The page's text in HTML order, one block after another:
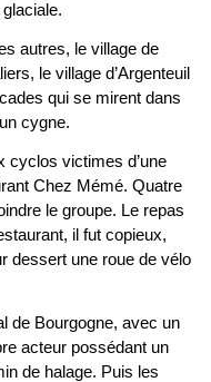
autres, le village de
le village d’Argenteuil
qui se mirent dans
cygne.
cyclos victimes d’une
Chez Mémé. Quatre
le groupe. Le repas
il fut copieux,
dessert une roue de vélo
de Bourgogne, avec un
acteur possédant un
de halage. Puis les